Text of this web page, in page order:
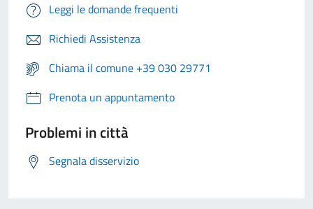
Leggi le domande frequenti
Richiedi Assistenza
Chiama il comune +39 030 29771
Prenota un appuntamento
Problemi in città
Segnala disservizio